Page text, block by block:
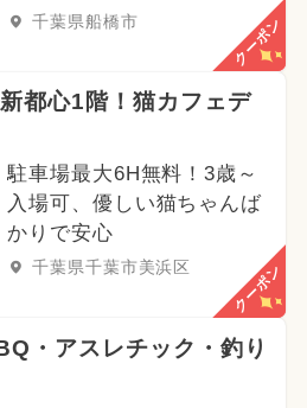
千葉県船橋市 クーポン
都心1階！猫カフェデ
駐車場最大6H無料！3歳～
入場可、優しい猫ちゃんば
かりで安心
千葉県千葉市美浜区 クーポン
・アスレチック・釣り